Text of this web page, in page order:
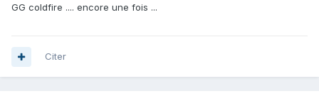
GG coldfire .... encore une fois ...
Citer